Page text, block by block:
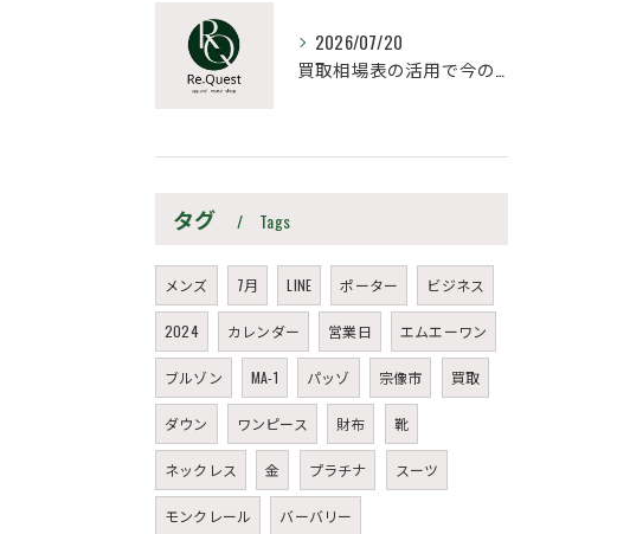
2026/07/20
買取相場表の活用で今の愛車を高く売るための最新データ比較と売却タイミング戦略
タグ Tags
メンズ 7月 LINE ポーター ビジネス
2024 カレンダー 営業日 エムエーワン
ブルゾン MA-1 パッゾ 宗像市 買取
ダウン ワンピース 財布 靴
ネックレス 金 プラチナ スーツ
モンクレール バーバリー